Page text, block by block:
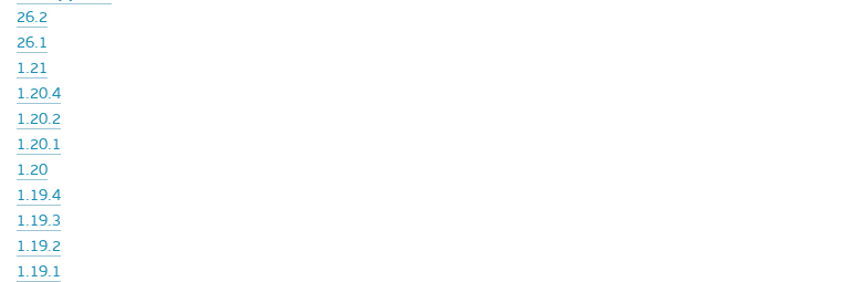
26.2
26.1
1.21
1.20.4
1.20.2
1.20.1
1.20
1.19.4
1.19.3
1.19.2
1.19.1